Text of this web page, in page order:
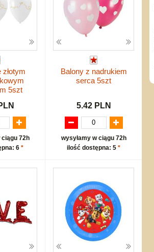
złotym
5szt
ciągu 72h
6 *
Balony z nadrukiem
serca 5szt
5.42 PLN
wysyłamy w ciągu 72h
ilość dostępna: 5 *